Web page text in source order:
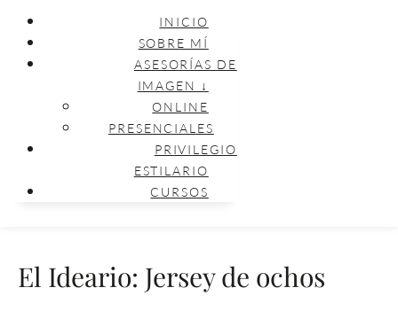
INICIO
SOBRE MÍ
ASESORÍAS DE
IMAGEN ↓
ONLINE
PRESENCIALES
PRIVILEGIO
ESTILARIO
CURSOS
El Ideario: Jersey de ochos